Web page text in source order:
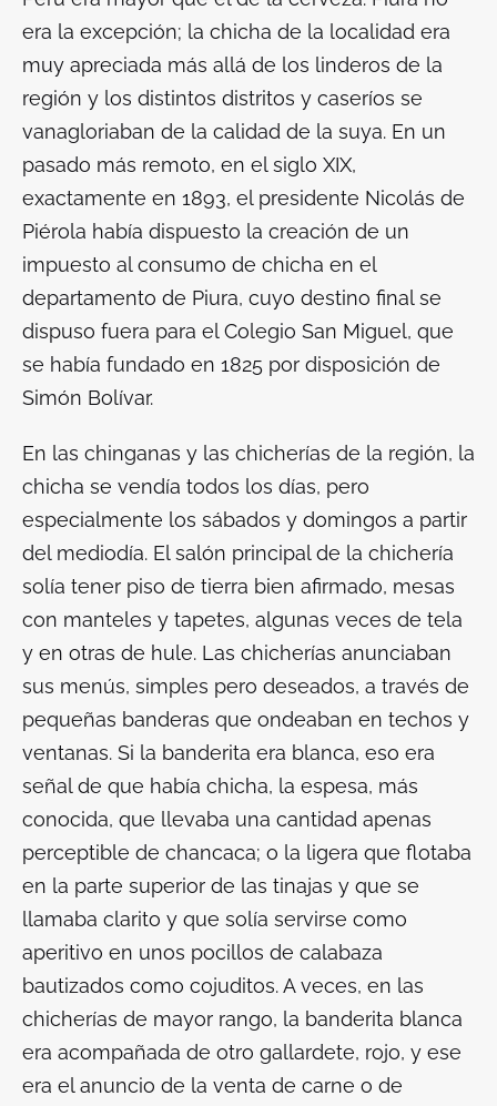
era la excepción; la chicha de la localidad era
muy apreciada más allá de los linderos de la
región y los distintos distritos y caseríos se
vanagloriaban de la calidad de la suya. En un
pasado más remoto, en el siglo XIX,
exactamente en 1893, el presidente Nicolás de
Piérola había dispuesto la creación de un
impuesto al consumo de chicha en el
departamento de Piura, cuyo destino final se
dispuso fuera para el Colegio San Miguel, que
se había fundado en 1825 por disposición de
Simón Bolívar.
En las chinganas y las chicherías de la región, la
chicha se vendía todos los días, pero
especialmente los sábados y domingos a partir
del mediodía. El salón principal de la chichería
solía tener piso de tierra bien afirmado, mesas
con manteles y tapetes, algunas veces de tela
y en otras de hule. Las chicherías anunciaban
sus menús, simples pero deseados, a través de
pequeñas banderas que ondeaban en techos y
ventanas. Si la banderita era blanca, eso era
señal de que había chicha, la espesa, más
conocida, que llevaba una cantidad apenas
perceptible de chancaca; o la ligera que flotaba
en la parte superior de las tinajas y que se
llamaba clarito y que solía servirse como
aperitivo en unos pocillos de calabaza
bautizados como cojuditos. A veces, en las
chicherías de mayor rango, la banderita blanca
era acompañada de otro gallardete, rojo, y ese
era el anuncio de la venta de carne o de